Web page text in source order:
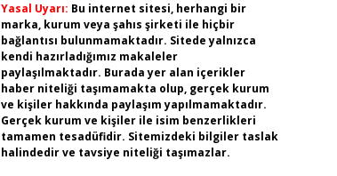
Yasal Uyarı: Bu internet sitesi, herhangi bir
marka, kurum veya şahıs şirketi ile hiçbir
bağlantısı bulunmamaktadır. Sitede yalnızca
kendi hazırladığımız makaleler
paylaşılmaktadır. Burada yer alan içerikler
haber niteliği taşımamakta olup, gerçek kurum
ve kişiler hakkında paylaşım yapılmamaktadır.
Gerçek kurum ve kişiler ile isim benzerlikleri
tamamen tesadüfidir. Sitemizdeki bilgiler taslak
halindedir ve tavsiye niteliği taşımazlar.